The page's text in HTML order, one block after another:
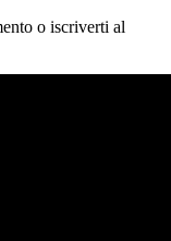
o iscriverti al